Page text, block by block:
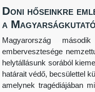
Doni hőseinkre
a
Magyarország
embervesztesége
helytállásunk sorából
határait védő, becsülettel
amelynek tragédiájában